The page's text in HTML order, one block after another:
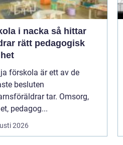
i nacka så hittar
rätt pedagogisk
förskola är ett av de
besluten
tar. Omsorg,
pedagog...
2026